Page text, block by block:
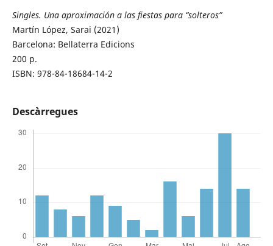
Singles. Una aproximación a las fiestas para “solteros”
Martín López, Sarai (2021)
Barcelona: Bellaterra Edicions
200 p.
ISBN: 978-84-18684-14-2
Descàrregues